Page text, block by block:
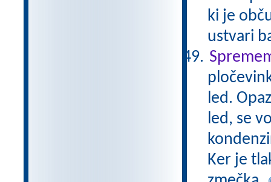
ki je
ustvari
led.
led, se
Ker je